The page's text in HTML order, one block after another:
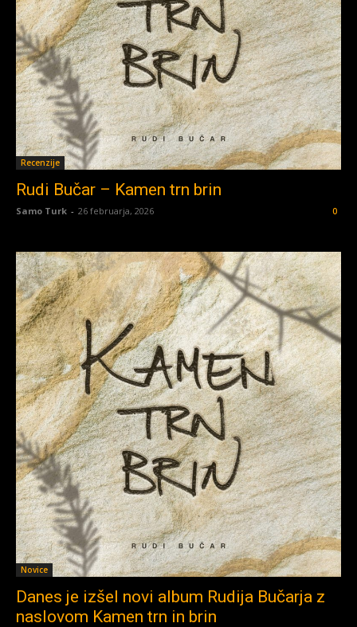
Recenzije
Rudi Bučar – Kamen trn brin
Samo Turk - 26 februarja, 2026 0
Novice
Danes je izšel novi album Rudija Bučarja z
naslovom Kamen trn in brin